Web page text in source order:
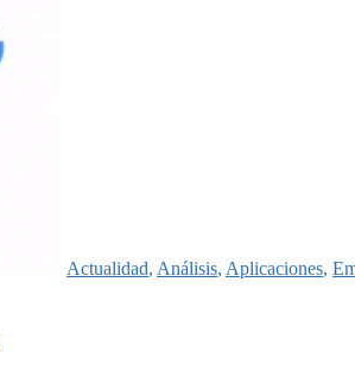
Actualidad, Análisis, Aplicaciones,